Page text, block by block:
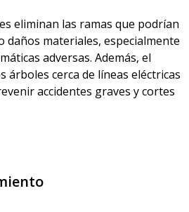
eliminan las ramas que podrían
daños materiales, especialmente
adversas. Además, el
árboles cerca de líneas eléctricas
accidentes graves y cortes